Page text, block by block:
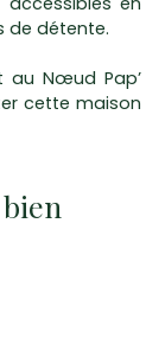
de détente.
au Nœud Pap’
cette maison